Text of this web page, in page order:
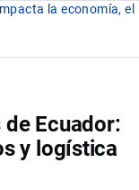
la economía, el
Ecuador:
y logística